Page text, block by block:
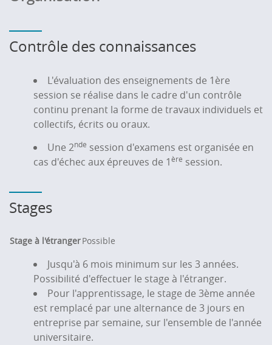
ci-dessus) en français et en anglais
S'adapter à des cultures et pratique
Développer un projet professionnel et ou
d'études dans le cadre d'une mobilité
internationale ou dans des entreprises travaillant
à l'international
Savoir utiliser uniquement l'anglais pour
s'exprimer
Utiliser la langue anglaise de façon efficace et
académique.
S'exprimer sur des sujets complexes de façon
claire et bien structurée et manifester son
contrôle des outils d'organisation, d'articulation
et de cohésion de discours
Etre capable de comprendre la culture du
monde de l'entreprise, être capable
d'appréhender la réalité culturelle et sociétale des
pays anglophones.
Savoir s'adapter à différentes cultures et
différentes pratiques managériales
Contrôle des connaissances
L'évaluation des enseignements de 1ère
session se réalise dans le cadre d'un contrôle
continu prenant la forme de travaux individuels et
collectifs, écrits ou oraux.
Une 2nde session d'examens est organisée en
cas d'échec aux épreuves de 1ère session.
Stages
Stage à l'étrangerPossible
Jusqu'à 6 mois minimum sur les 3 années.
Possibilité d'effectuer le stage à l'étranger.
Pour l'apprentissage, le stage de 3ème année
est remplacé par une alternance de 3 jours en
entreprise par semaine, sur l'ensemble de l'année
universitaire.